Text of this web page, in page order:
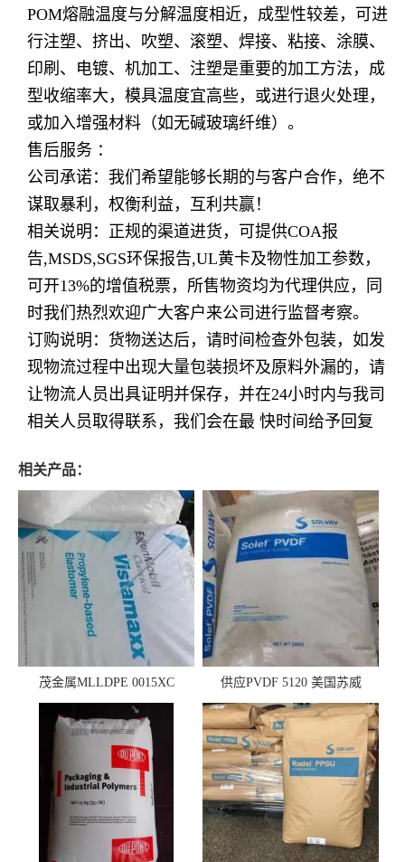
POM熔融温度与分解温度相近，成型性较差，可进
行注塑、挤出、吹塑、滚塑、焊接、粘接、涂膜、
印刷、电镀、机加工、注塑是重要的加工方法，成
型收缩率大，模具温度宜高些，或进行退火处理，
或加入增强材料（如无碱玻璃纤维）。
售后服务 ：
公司承诺：我们希望能够长期的与客户合作，绝不
谋取暴利，权衡利益，互利共赢！
相关说明：正规的渠道进货，可提供COA报
告,MSDS,SGS环保报告,UL黄卡及物性加工参数，
可开13%的增值税票，所售物资均为代理供应，同
时我们热烈欢迎广大客户来公司进行监督考察。
订购说明：货物送达后，请时间检查外包装，如发
现物流过程中出现大量包装损坏及原料外漏的，请
让物流人员出具证明并保存，并在24小时内与我司
相关人员取得联系，我们会在最 快时间给予回复
相关产品：
茂金属MLLDPE 0015XC
0019XC 现货
供应PVDF 5120 美国苏威